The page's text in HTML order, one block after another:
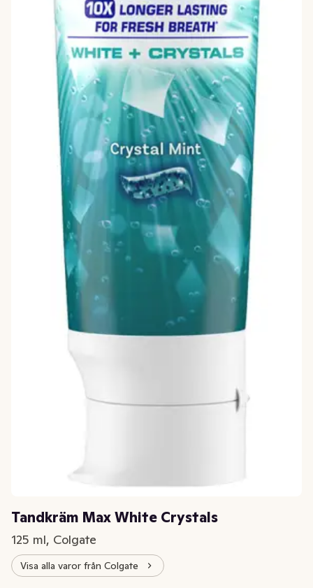
Tandkräm Max White Crystals
125 ml, Colgate
Visa alla varor från Colgate